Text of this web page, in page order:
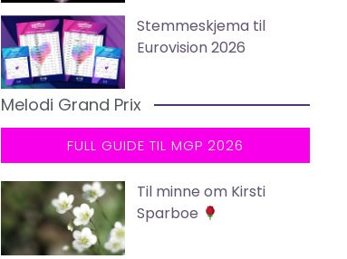
Stemmeskjema til
Eurovision 2026
Melodi Grand Prix
FULL GUIDE TIL MGP 2026
Til minne om Kirsti
Sparboe